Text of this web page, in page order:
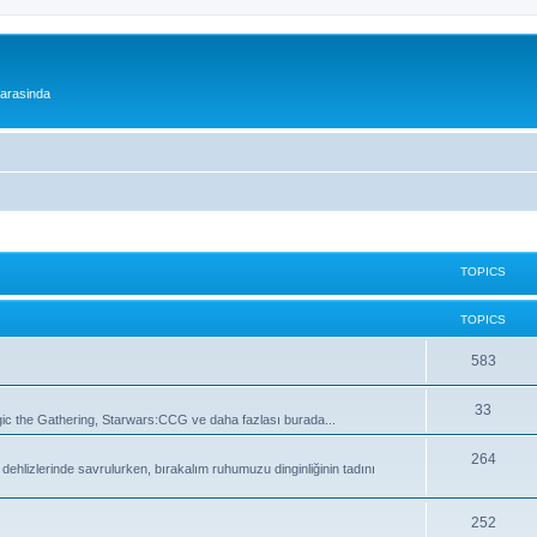
TOPICS
TOPICS
583T
o
s
the Gathering, Starwars:CCG ve daha fazlası burada...
33
o
i
savrulurken, bırakalım ruhumuzu dinginliğinin tadını
264T
p
252T